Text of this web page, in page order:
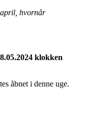
hvornår
klokken
åbnet i denne uge.